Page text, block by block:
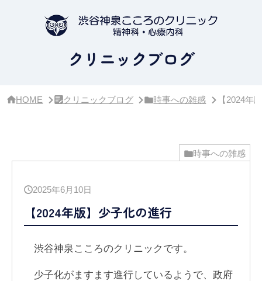
クリニックブログ
HOME クリニックブログ 時事への雑感 【2024年
時事への雑感
2025年6月10日
【2024年版】少子化の進行
渋谷神泉こころのクリニックです。
少子化がますます進行しているようで、政府